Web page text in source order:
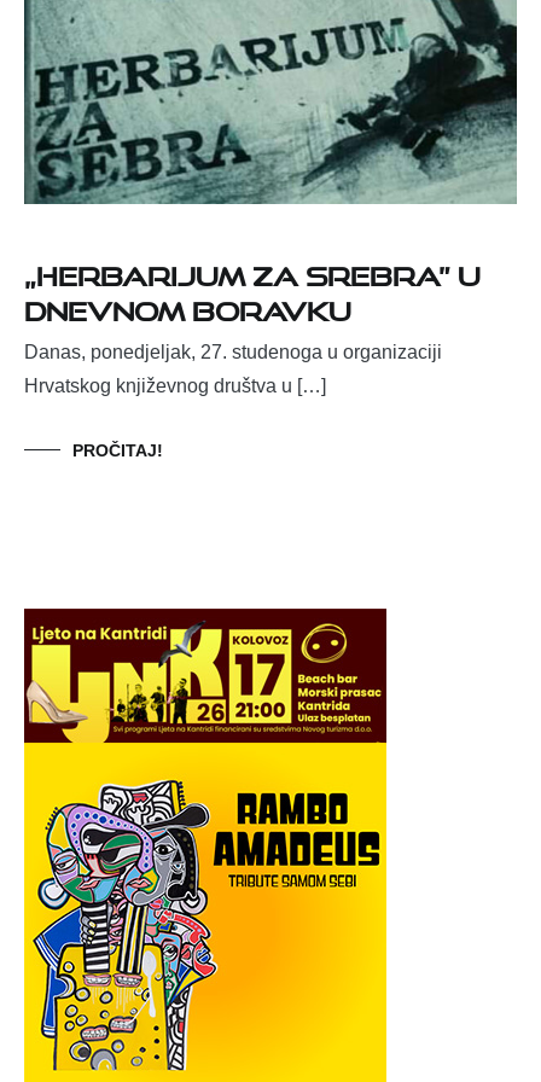
„Herbarijum za srebra” u
Dnevnom boravku
Danas, ponedjeljak, 27. studenoga u organizaciji
Hrvatskog književnog društva u […]
PROČITAJ!